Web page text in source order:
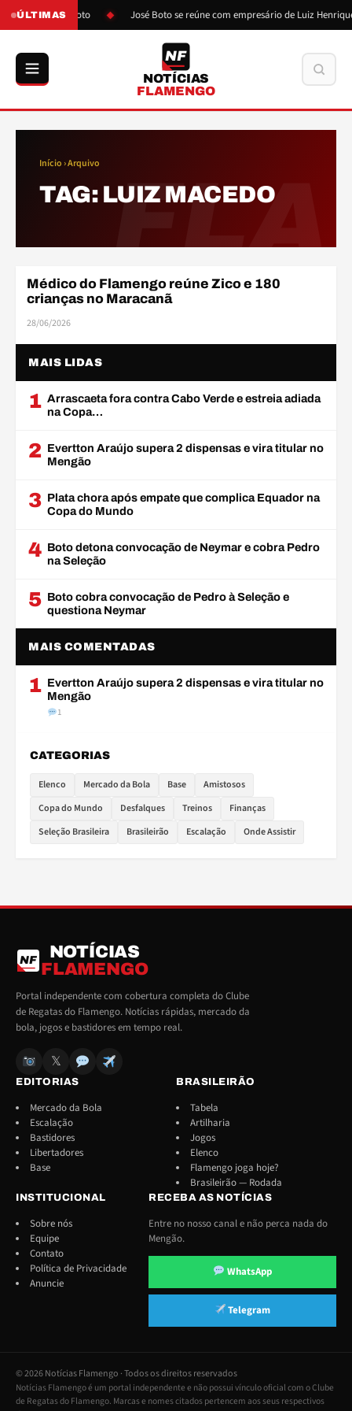
ÚLTIMAS
pressão de Boto José Boto se reúne com empresário de Luiz Henrique
NF
NOTÍCIAS
FLAMENGO
FLA
Início › Arquivo
TAG: LUIZ MACEDO
BASE
Médico do Flamengo reúne Zico e 180
crianças no Maracanã
28/06/2026
MAIS LIDAS
1 Arrascaeta fora contra Cabo Verde e estreia adiada
na Copa…
2 Evertton Araújo supera 2 dispensas e vira titular no
Mengão
3 Plata chora após empate que complica Equador na
Copa do Mundo
4 Boto detona convocação de Neymar e cobra Pedro
na Seleção
5 Boto cobra convocação de Pedro à Seleção e
questiona Neymar
MAIS COMENTADAS
1 Evertton Araújo supera 2 dispensas e vira titular no
Mengão
1
CATEGORIAS
Elenco Mercado da Bola Base
Amistosos
Copa do Mundo
Desfalques Treinos
Finanças
Seleção Brasileira
Brasileirão Escalação Onde Assistir
NF
NOTÍCIAS
FLAMENGO
Portal independente com cobertura completa do Clube
de Regatas do Flamengo. Notícias rápidas, mercado da
bola, jogos e bastidores em tempo real.
𝕏
EDITORIAS
Mercado da Bola
Escalação
Bastidores
Libertadores
Base
BRASILEIRÃO
Tabela
Artilharia
Jogos
Elenco
Flamengo joga hoje?
Brasileirão — Rodada
INSTITUCIONAL
Sobre nós
Equipe
Contato
Política de Privacidade
Anuncie
RECEBA AS NOTÍCIAS
Entre no nosso canal e não perca nada do
Mengão.
WhatsApp
Telegram
© 2026 Notícias Flamengo · Todos os direitos reservados
Notícias Flamengo é um portal independente e não possui vínculo oficial com o Clube
de Regatas do Flamengo. Marcas e nomes citados pertencem aos seus respectivos